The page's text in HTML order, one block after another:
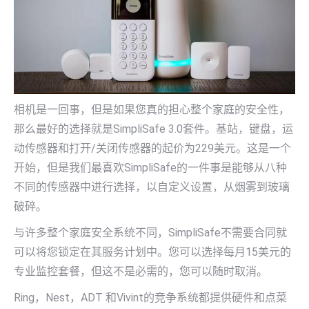
相机是一回事，但是如果您真的担心整个家庭的安全性，
那么最好的选择就是SimpliSafe 3.0套件。基站，键盘，运
动传感器和打开/关闭传感器的起价为229美元。这是一个
开始，但是我们最喜欢SimpliSafe的一件事是能够从八种
不同的传感器中进行选择，以自定义设置，从烟雾到玻璃
破碎。
与许多整个家庭安全系统不同，SimpliSafe不需要合同就
可以将您锁定在其服务计划中。您可以选择每月15美元的
专业监控套餐，但这不是必需的，您可以随时取消。
Ring，Nest，ADT 和Vivint的竞争系统都提供硬件和点菜